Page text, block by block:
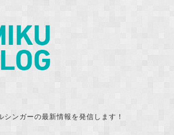
ンガーの最新情報を発信します！